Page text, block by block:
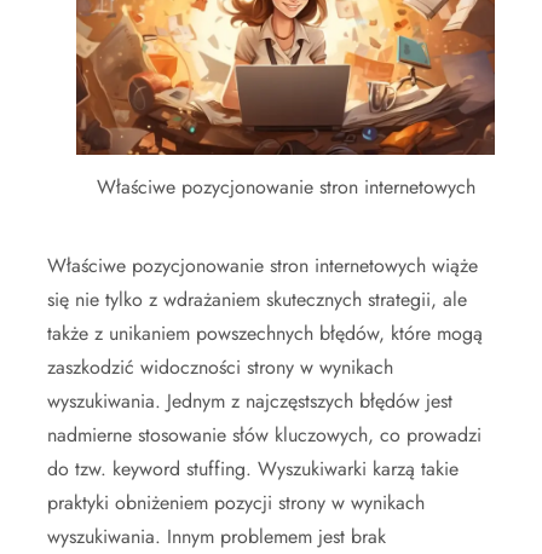
Właściwe pozycjonowanie stron internetowych
Właściwe pozycjonowanie stron internetowych wiąże
się nie tylko z wdrażaniem skutecznych strategii, ale
także z unikaniem powszechnych błędów, które mogą
zaszkodzić widoczności strony w wynikach
wyszukiwania. Jednym z najczęstszych błędów jest
nadmierne stosowanie słów kluczowych, co prowadzi
do tzw. keyword stuffing. Wyszukiwarki karzą takie
praktyki obniżeniem pozycji strony w wynikach
wyszukiwania. Innym problemem jest brak